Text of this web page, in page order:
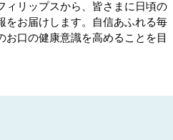
ィリップスから、皆さまに日頃の
をお届けします。自信あふれる毎
お口の健康意識を高めることを目